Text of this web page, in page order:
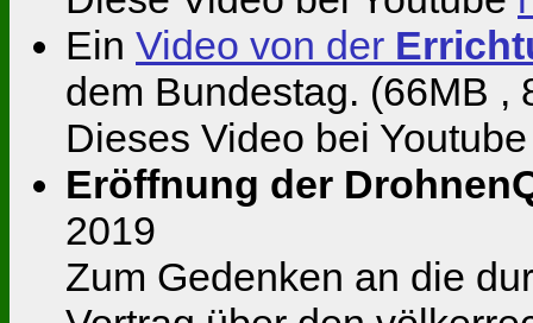
Ein Video von der
dem Bundestag. (66MB ,
Dieses Video bei
Eröffnung der
2019
Zum Gedenken an die